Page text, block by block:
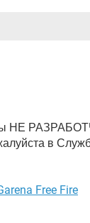
НЕ
в
Free Fire